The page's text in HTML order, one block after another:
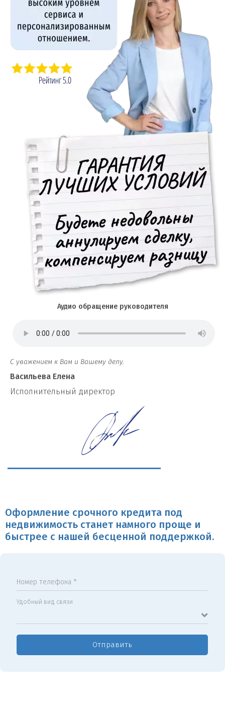
Аудио обращение руководителя
С уважением к Вам и Вашему делу.
Васильева Елена
И сполнительный директор
Оформление срочного кредита под
недвижимость станет намного проще и
быстрее с нашей бесценной поддержкой.
Номер телефона *
Удобный вид связи
Отправить